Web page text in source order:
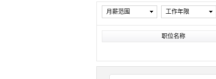
月薪范围 工作年限
职位名称